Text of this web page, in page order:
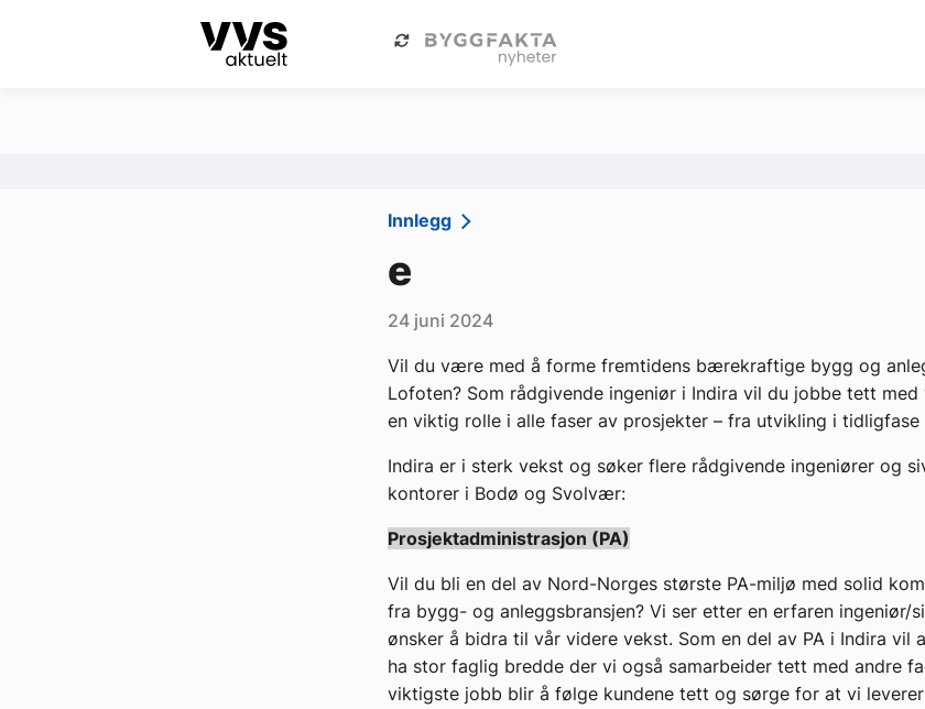
Kategorier Om VVS Aktuelt eBlad
Abonner på fagbladet Byggfakta Nyheter
Annonsere i VVS Aktuelt
Innlegg
e
24 juni 2024
Vil du være med å forme fremtidens bærekraftige bygg og
Lofoten? Som rådgivende ingeniør i Indira vil du jobbe tett med
en viktig rolle i alle faser av prosjekter – fra utvikling i
Indira er i sterk vekst og søker flere rådgivende ingeniører og
kontorer i Bodø og Svolvær:
Prosjektadministrasjon (PA)
Vil du bli en del av Nord-Norges største PA-miljø med solid
fra bygg- og anleggsbransjen? Vi ser etter en erfaren ingeniør/
ønsker å bidra til vår videre vekst. Som en del av PA i Indira vil
ha stor faglig bredde der vi også samarbeider tett med andre
viktigste jobb blir å følge kundene tett og sørge for at vi